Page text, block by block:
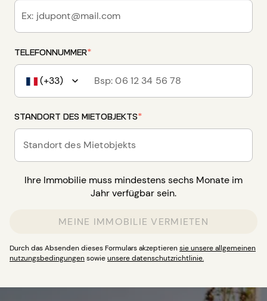
TELEFONNUMMER*
(+33)
STANDORT DES MIETOBJEKTS*
Standort des Mietobjekts
Ihre Immobilie muss mindestens sechs Monate im
Jahr verfügbar sein.
MEINE IMMOBILIE VERMIETEN
Durch das Absenden dieses Formulars akzeptierensie unsere allgemeinen
nutzungsbedingungensowieunsere datenschutzrichtlinie.